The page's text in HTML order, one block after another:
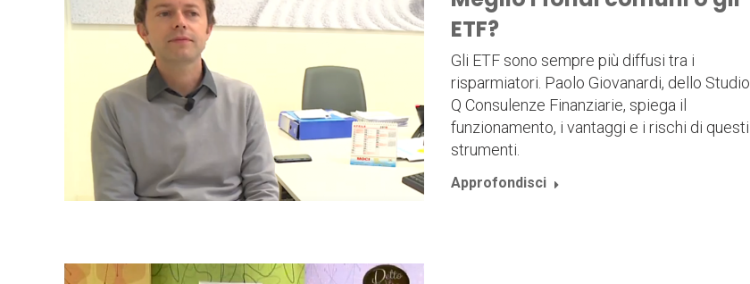
ETF?
Gli ETF sono sempre più diffusi tra i
risparmiatori. Paolo Giovanardi, dello Studio
Q Consulenze Finanziarie, spiega il
funzionamento, i vantaggi e i rischi di questi
strumenti.
Approfondisci